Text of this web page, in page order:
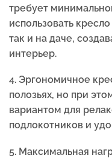
требует
использовать
так и на даче,
интерьер.
4. Эргономичное
полозьях, но при
вариантом для
подлокотников и
5. Максимальная